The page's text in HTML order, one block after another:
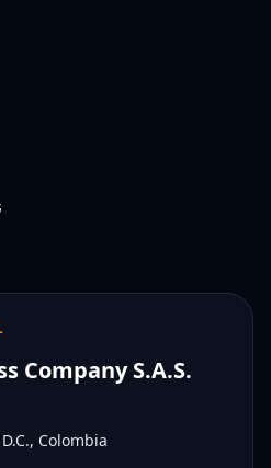
Company S.A.S.
Colombia